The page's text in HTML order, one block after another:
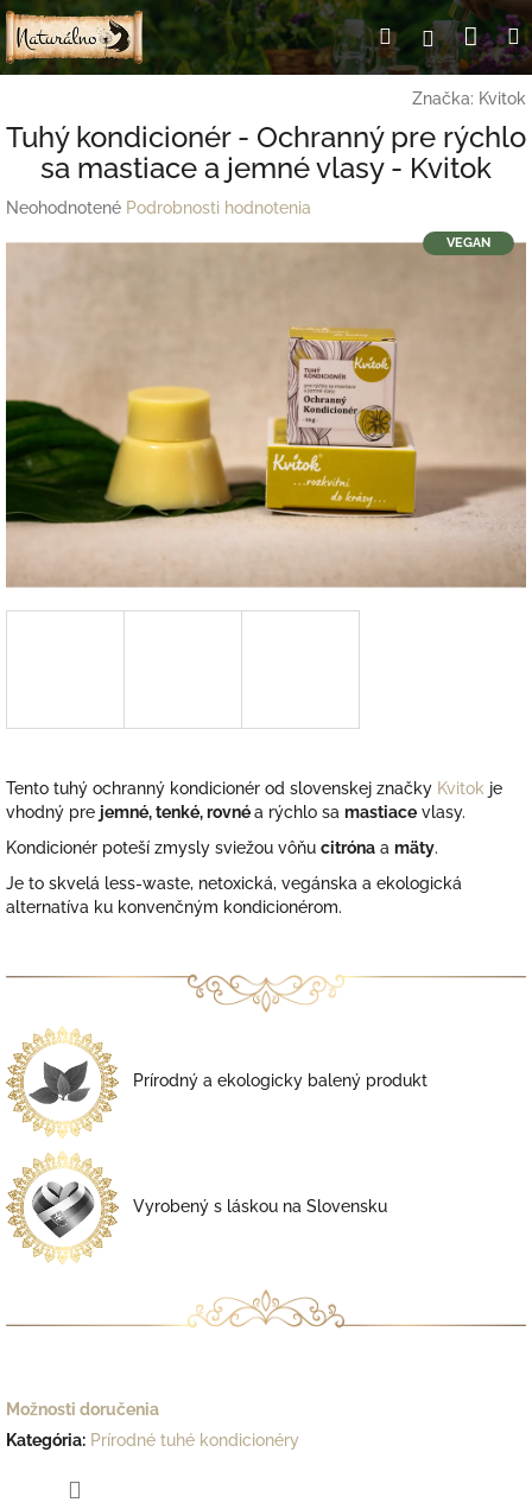
Prejsť
na
obsah
Hľadať
Značka: Kvitok
Tuhý kondicionér - Ochranný pre rýchlo
sa mastiace a jemné vlasy - Kvitok
Priemerné
Neohodnotené Podrobnosti hodnotenia
VEGAN
Tento tuhý ochranný kondicionér od slovenskej značky Kvitok je
vhodný pre jemné, tenké, rovnéa rýchlo sa mastiace vlasy.
Kondicionér poteší zmysly sviežou vôňu citróna a mäty.
Je to skvelá less-waste, netoxická, vegánska a ekologická
alternatíva ku konvenčným kondicionérom.
Prírodný a ekologicky balený produkt
Vyrobený s láskou na Slovensku
Možnosti doručenia
Kategória: Prírodné tuhé kondicionéry